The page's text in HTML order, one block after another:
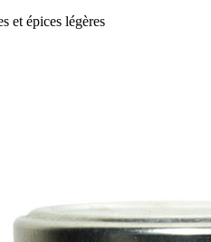
et épices légères